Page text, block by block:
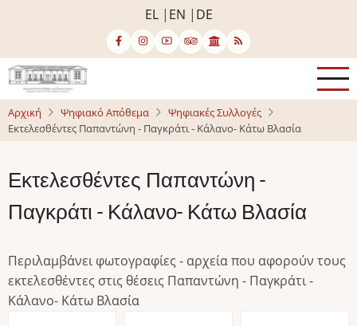
κυρίως
περιεχόμενο
EL EN DE
Αρχική Ψηφιακό Απόθεμα
Ψηφιακές Συλλογές
Εκτελεσθέντες Παπαντώνη - Παγκράτι - Κάλανο- Κάτω Βλασία
Εκτελεσθέντες Παπαντώνη -
Παγκράτι - Κάλανο- Κάτω Βλασία
Περιλαμβάνει φωτογραφίες - αρχεία που αφορούν τους
εκτελεσθέντες στις θέσεις Παπαντώνη - Παγκράτι -
Κάλανο- Κάτω Βλασία